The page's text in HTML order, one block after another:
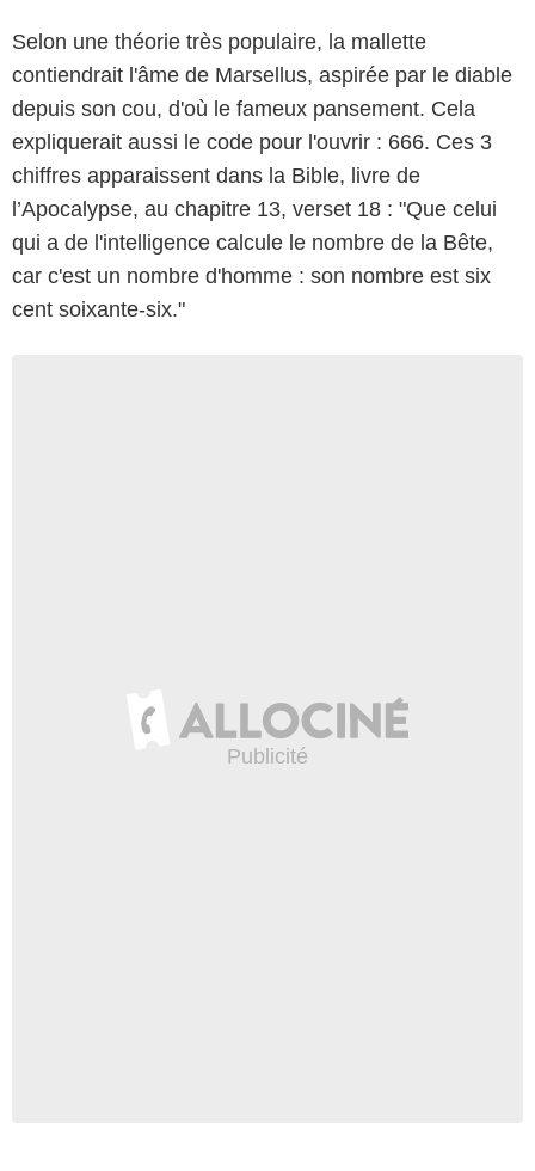
Selon une théorie très populaire, la mallette
contiendrait l'âme de Marsellus, aspirée par le diable
depuis son cou, d'où le fameux pansement. Cela
expliquerait aussi le code pour l'ouvrir : 666. Ces 3
chiffres apparaissent dans la Bible, livre de
l’Apocalypse, au chapitre 13, verset 18 : "Que celui
qui a de l'intelligence calcule le nombre de la Bête,
car c'est un nombre d'homme : son nombre est six
cent soixante-six."